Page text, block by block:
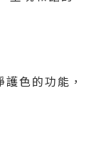
色的功能，